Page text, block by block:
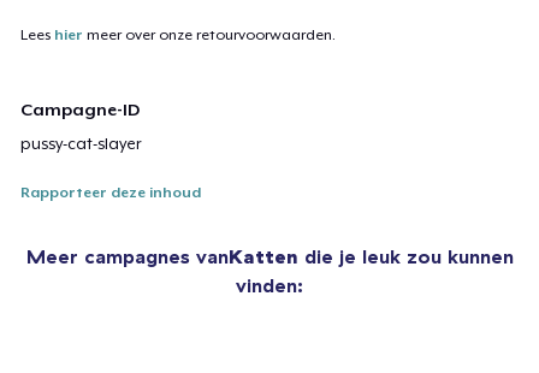
Lees hier meer over onze retourvoorwaarden.
Campagne-ID
pussy-cat-slayer
Rapporteer deze inhoud
Meer campagnes vanKatten die je leuk zou kunnen
vinden: